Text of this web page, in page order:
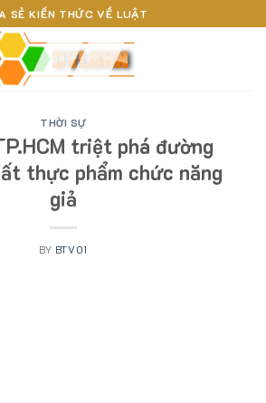
SẺ KIẾN THỨC VỀ LUẬT
THỜI SỰ
triệt phá đường
thực phẩm chức năng
giả
BY BTV01